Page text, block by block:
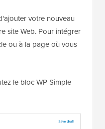
votre nouveau
site Web. Pour intégrer
ou à la page où vous
le bloc WP Simple